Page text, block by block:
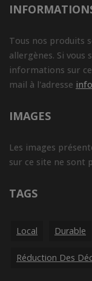
Tous nos produits
allergènes. Si vous
informations sur
mail à l'adresse
IMAGES
Les images
sur ce site ne sont
TAGS
Local Durable
Réduction Des